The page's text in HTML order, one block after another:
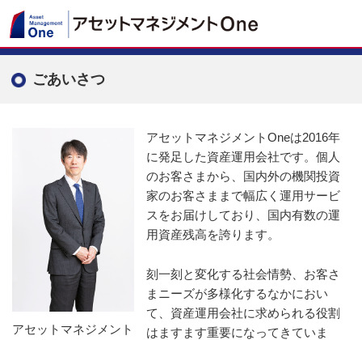
ごあいさつ
アセットマネジメント
アセットマネジメントOneは2016年
に発足した資産運用会社です。個人
のお客さまから、国内外の機関投資
家のお客さままで幅広く運用サービ
スをお届けしており、国内有数の運
用資産残高を誇ります。
刻一刻と変化する社会情勢、お客さ
まニーズが多様化するなかにおい
て、資産運用会社に求められる役割
はますます重要になってきていま